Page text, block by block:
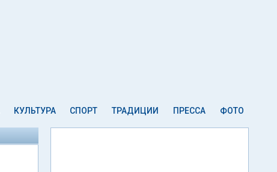
КУЛЬТУРА СПОРТ ТРАДИЦИИ ПРЕССА ФОТО